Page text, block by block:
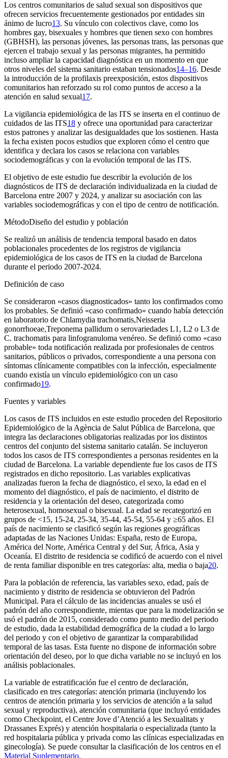
Los centros comunitarios de salud sexual son dispositivos que
ofrecen servicios frecuentemente gestionados por entidades sin
ánimo de lucro13. Su vínculo con colectivos clave, como los
hombres gay, bisexuales y hombres que tienen sexo con hombres
(GBHSH), las personas jóvenes, las personas trans, las personas que
ejercen el trabajo sexual y las personas migrantes, ha permitido
incluso ampliar la capacidad diagnóstica en un momento en que
otros niveles del sistema sanitario estaban tensionados14–16. Desde
la introducción de la profilaxis preexposición, estos dispositivos
comunitarios han reforzado su rol como puntos de acceso a la
atención en salud sexual17.
La vigilancia epidemiológica de las ITS se inserta en el continuo de
cuidados de las ITS18 y ofrece una oportunidad para caracterizar
estos patrones y analizar las desigualdades que los sostienen. Hasta
la fecha existen pocos estudios que exploren cómo el centro que
identifica y declara los casos se relaciona con variables
sociodemográficas y con la evolución temporal de las ITS.
El objetivo de este estudio fue describir la evolución de los
diagnósticos de ITS de declaración individualizada en la ciudad de
Barcelona entre 2007 y 2024, y analizar su asociación con las
variables sociodemográficas y con el tipo de centro de notificación.
MétodoDiseño del estudio y población
Se realizó un análisis de tendencia temporal basado en datos
poblacionales procedentes de los registros de vigilancia
epidemiológica de los casos de ITS en la ciudad de Barcelona
durante el periodo 2007-2024.
Definición de caso
Se consideraron «casos diagnosticados» tanto los confirmados como
los probables. Se definió «caso confirmado» cuando había detección
en laboratorio de Chlamydia trachomatis,Neisseria
gonorrhoeae,Treponema pallidum o serovariedades L1, L2 o L3 de
C. trachomatis para linfogranuloma venéreo. Se definió como «caso
probable» toda notificación realizada por profesionales de centros
sanitarios, públicos o privados, correspondiente a una persona con
síntomas clínicamente compatibles con la infección, especialmente
cuando existía un vínculo epidemiológico con un caso
confirmado19.
Fuentes y variables
Los casos de ITS incluidos en este estudio proceden del Repositorio
Epidemiológico de la Agència de Salut Pública de Barcelona, que
integra las declaraciones obligatorias realizadas por los distintos
centros del conjunto del sistema sanitario catalán. Se incluyeron
todos los casos de ITS correspondientes a personas residentes en la
ciudad de Barcelona. La variable dependiente fue los casos de ITS
registrados en dicho repositorio. Las variables explicativas
analizadas fueron la fecha de diagnóstico, el sexo, la edad en el
momento del diagnóstico, el país de nacimiento, el distrito de
residencia y la orientación del deseo, categorizada como
heterosexual, homosexual o bisexual. La edad se recategorizó en
grupos de <15, 15-24, 25-34, 35-44, 45-54, 55-64 y ≥65 años. El
país de nacimiento se clasificó según las regiones geográficas
adaptadas de las Naciones Unidas: España, resto de Europa,
América del Norte, América Central y del Sur, África, Asia y
Oceanía. El distrito de residencia se codificó de acuerdo con el nivel
de renta familiar disponible en tres categorías: alta, media o baja20.
Para la población de referencia, las variables sexo, edad, país de
nacimiento y distrito de residencia se obtuvieron del Padrón
Municipal. Para el cálculo de las incidencias anuales se usó el
padrón del año correspondiente, mientas que para la modelización se
usó el padrón de 2015, considerado como punto medio del periodo
de estudio, dada la estabilidad demográfica de la ciudad a lo largo
del periodo y con el objetivo de garantizar la comparabilidad
temporal de las tasas. Esta fuente no dispone de información sobre
orientación del deseo, por lo que dicha variable no se incluyó en los
análisis poblacionales.
La variable de estratificación fue el centro de declaración,
clasificado en tres categorías: atención primaria (incluyendo los
centros de atención primaria y los servicios de atención a la salud
sexual y reproductiva), atención comunitaria (que incluyó entidades
como Checkpoint, el Centre Jove d’Atenció a les Sexualitats y
Drassanes Exprés) y atención hospitalaria o especializada (tanto la
red hospitalaria pública y privada como las clínicas especializadas en
ginecología). Se puede consultar la clasificación de los centros en el
Material Suplementario.